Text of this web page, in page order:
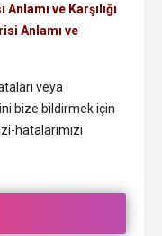
ve Karşılığı
Anlamı ve
veya
bize bildirmek için
hatalarımızı